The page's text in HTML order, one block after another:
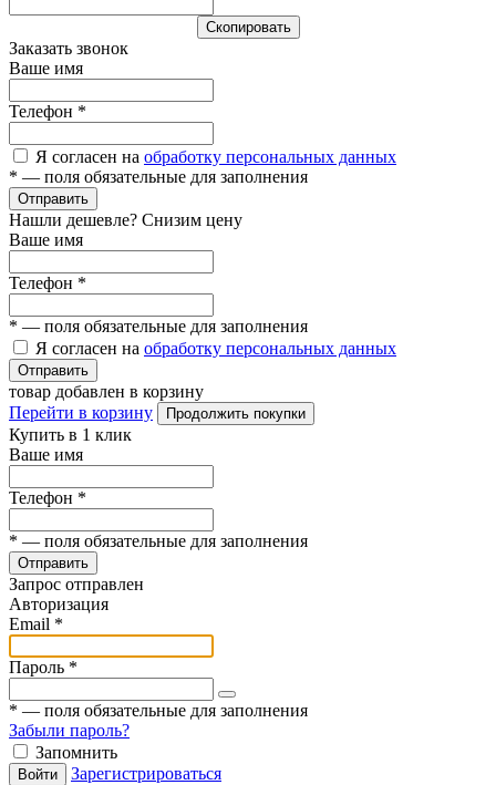
Cкопировать
Заказать звонок
Ваше имя
Телефон *
Я согласен на обработку персональных данных
* — поля обязательные для заполнения
Отправить
Нашли дешевле? Снизим цену
Ваше имя
Телефон *
* — поля обязательные для заполнения
Я согласен на обработку персональных данных
Отправить
товар добавлен в корзину
Перейти в корзину
Продолжить покупки
Купить в 1 клик
Ваше имя
Телефон *
* — поля обязательные для заполнения
Отправить
Запрос отправлен
Авторизация
Email *
Пароль *
* — поля обязательные для заполнения
Забыли пароль?
Запомнить
Войти
Зарегистрироваться